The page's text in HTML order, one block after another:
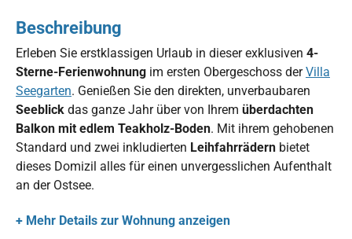
Beschreibung
Erleben Sie erstklassigen Urlaub in dieser exklusiven 4-
Sterne-Ferienwohnung im ersten Obergeschoss derVilla
Seegarten. Genießen Sie den direkten, unverbaubaren
Seeblick das ganze Jahr über von Ihrem überdachten
Balkon mit edlem Teakholz-Boden. Mit ihrem gehobenen
Standard und zwei inkludierten Leihfahrrädern bietet
dieses Domizil alles für einen unvergesslichen Aufenthalt
an der Ostsee.
+ Mehr Details zur Wohnung anzeigen